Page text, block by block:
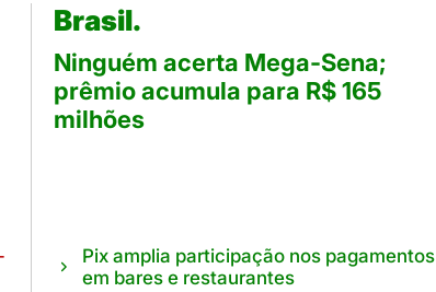
Brasil.
Ninguém acerta Mega-Sena;
prêmio acumula para R$ 165
milhões
Pix amplia participação nos pagamentos
em bares e restaurantes